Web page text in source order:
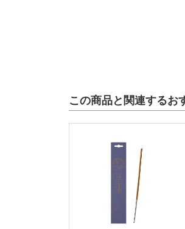
この商品と関連するお